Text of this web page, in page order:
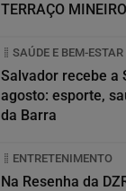
TERRAÇO MINEIRO
SAÚDE E BEM-ESTAR
Salvador recebe a
agosto: esporte,
da Barra
ENTRETENIMENTO
Na Resenha da